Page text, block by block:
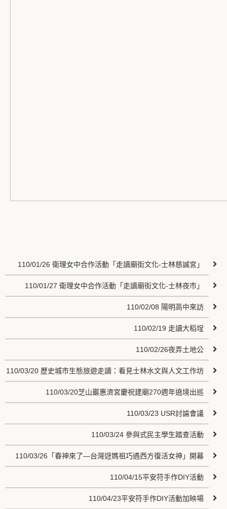
110/01/26 衛理女中合作活動「走讀廟街文化-士林慈諴宮」
110/01/27 衛理女中合作活動「走讀廟街文化-士林夜市」
110/02/08 陽明高中來訪
110/02/19 走讀大稻埕
110/02/26夜弄土地公
110/03/20 歷史城市生態旅遊走讀：看見士林水文與人文工作坊
110/03/20芝山巖惠濟宮慶祝建廟270週年遶境出巡
110/03/23 USR討論會議
110/03/24 參與式民主學生踏查活動
110/03/26「春神來了—台灣迓媽祖巧遇西方復活女神」開幕
110/04/15平安符手作DIY活動
110/04/23平安符手作DIY活動加映場